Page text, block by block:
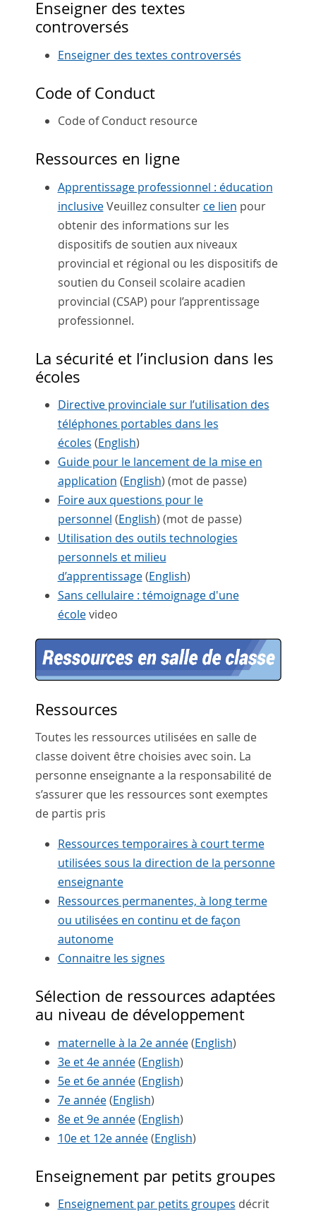
Enseigner des textes
controversés
Enseigner des textes controversés
Code of Conduct
Code of Conduct resource
Ressources en ligne
Apprentissage professionnel : éducation
inclusiveVeuillez consulter ce lien pour
obtenir des informations sur les
dispositifs de soutien aux niveaux
provincial et régional ou les dispositifs de
soutien du Conseil scolaire acadien
provincial (CSAP) pour l’apprentissage
professionnel.
La sécurité et l’inclusion dans les
écoles
Directive provinciale sur l’utilisation des
téléphones portables dans les
écoles (English)
Guide pour le lancement de la mise en
application (English) (mot de passe)
Foire aux questions pour le
personnel (English) (mot de passe)
Utilisation des outils technologies
personnels et milieu
d’apprentissage(English)
Sans cellulaire : témoignage d'une
écolevideo
Ressources
Toutes les ressources utilisées en salle de
classe doivent être choisies avec soin. La
personne enseignante a la responsabilité de
s’assurer que les ressources sont exemptes
de partis pris
Ressources temporaires à court terme
utilisées sous la direction de la personne
enseignante
Ressources permanentes, à long terme
ou utilisées en continu et de façon
autonome
Connaitre les signes
Sélection de ressources adaptées
au niveau de développement
maternelle à la 2e année(English)
3e et 4e année(English)
5e et 6e année(English)
7e année(English)
8e et 9e année(English)
10e et 12e année(English)
Enseignement par petits groupes
Enseignement par petits groupes décrit